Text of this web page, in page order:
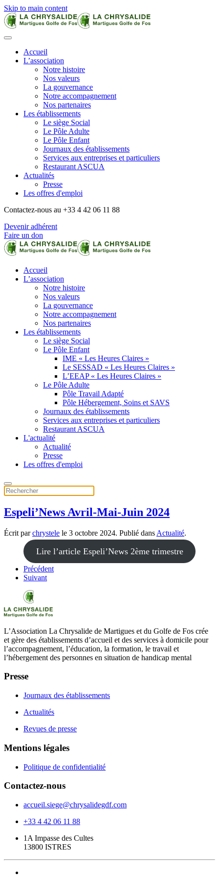
Skip to main content
Accueil
L’association
Notre histoire
Nos valeurs
La gouvernance
Notre accompagnement
Nos partenaires
Les établissements
Le siège Social
Le Pôle Adulte
Le Pôle Enfant
Journaux des établissements
Services aux entreprises et particuliers
Restaurant ASCUA
Actualités
Presse
Les offres d'emploi
Contactez-nous au +33 4 42 06 11 88
Devenir adhérent
Faire un don
Accueil
L’association
Notre histoire
Nos valeurs
La gouvernance
Notre accompagnement
Nos partenaires
Les établissements
Le siège Social
Le Pôle Enfant
IME « Les Heures Claires »
Le SESSAD « Les Heures Claires »
L’EEAP « Les Heures Claires »
Le Pôle Adulte
Pôle Travail Adapté
Pôle Hébergement, Soins et SAVS
Journaux des établissements
Services aux entreprises et particuliers
Restaurant ASCUA
L'actualité
Actualité
Presse
Les offres d'emploi
Espeli’News Avril-Mai-Juin 2024
Écrit parchrystele le 3 octobre 2024. Publié dans Actualité.
Lire l’article Espeli’News 2ème trimestre
Précédent
Suivant
L’Association La Chrysalide de Martigues et du Golfe de Fos crée
et gère des établissements d’accueil et des services à domicile pour
l’accompagnement, l’éducation, la formation, le travail et
l’hébergement des personnes en situation de handicap mental
Presse
Journaux des établissements
Actualités
Revues de presse
Mentions légales
Politique de confidentialité
Contactez-nous
accueil.siege@chrysalidegdf.com
+33 4 42 06 11 88
1A Impasse des Cultes
13800 ISTRES